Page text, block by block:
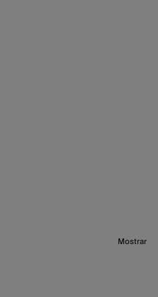
Mostrar